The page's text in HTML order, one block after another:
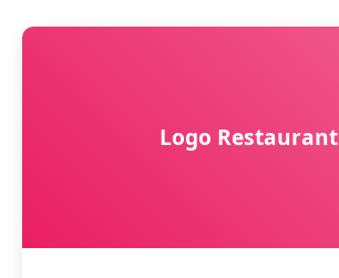
Logo Restaurant